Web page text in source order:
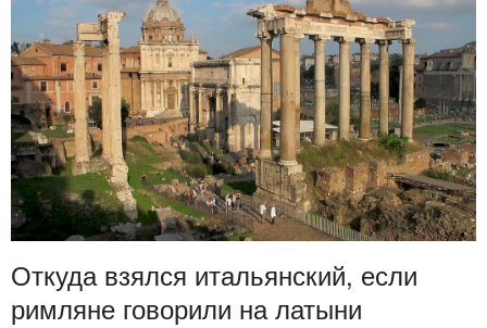
Откуда взялся итальянский, если
римляне говорили на латыни